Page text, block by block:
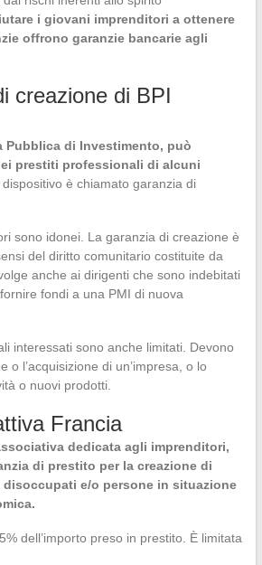
i giovani imprenditori a ottenere
offrono garanzie bancarie agli
creazione di BPI
Pubblica di Investimento, può
prestiti professionali di alcuni
è chiamato garanzia di
sono idonei. La garanzia di creazione è
del diritto comunitario costituite da
anche ai dirigenti che sono indebitati
fondi a una PMI di nuova
interessati sono anche limitati. Devono
o l’acquisizione di un’impresa, o lo
o nuovi prodotti.
Francia
dedicata agli imprenditori,
di prestito per la creazione di
disoccupati e/o persone in situazione
dell’importo preso in prestito. È limitata